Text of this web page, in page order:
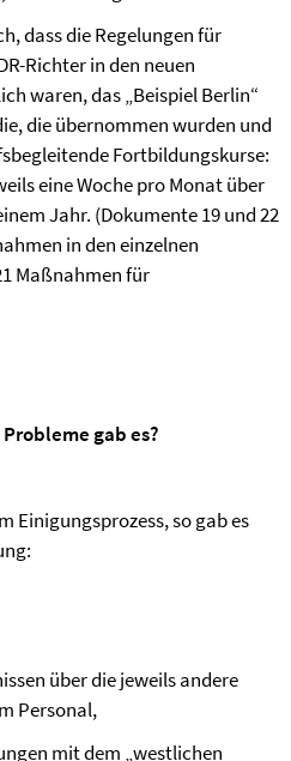
dass die Regelungen für
Richter in den neuen
waren, das „Beispiel Berlin“
die übernommen wurden und
Fortbildungskurse:
eine Woche pro Monat über
Jahr. (Dokumente 19 und 22
in den einzelnen
Maßnahmen für
gab es?
Einigungsprozess, so gab es
über die jeweils andere
Personal,
mit dem „westlichen